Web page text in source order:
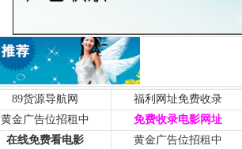
89货源导航网 福利网址免费收录
黄金广告位招租中 免费收录电影网址
在线免费看电影 黄金广告位招租中